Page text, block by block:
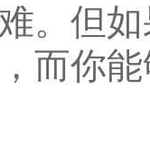
。但
而你